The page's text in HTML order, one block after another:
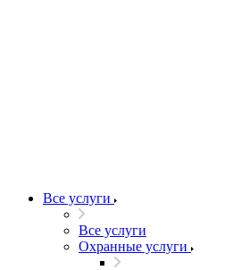
Все услуги
Все услуги
Охранные услуги